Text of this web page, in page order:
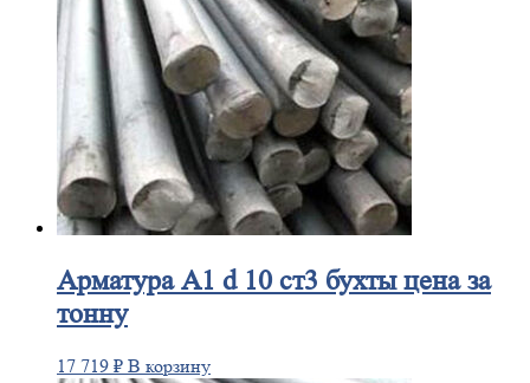
АрматураА1 d 10 ст3 бухты цена за
тонну
17 719 ₽ В корзину